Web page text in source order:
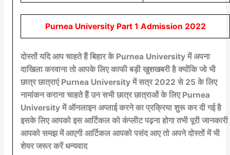
Purnea University Part 1 Admission 2022
दोस्तों यदि आप चाहते हैं बिहार के Purnea University में अपना
दाखिला करवाना तो आपके लिए काफी बड़ी खुशखबरी है क्योंकि जो भी
छात्र छात्राएं Purnea University में सत्र 2022 से 25 के लिए
नामांकन कराना चाहते हैं उन सभी छात्र छात्राओं के लिए Purnea
University में ऑनलाइन अप्लाई करने का प्रक्रिया शुरू कर दी गई है
इसके लिए आपको इस आर्टिकल को कंप्लीट पढ़ना होगा तभी पूरी जानकारी
आपको समझ में आएगी आर्टिकल आपको पसंद आए तो अपने दोस्तों में भी
शेयर जरूर करें धन्यवाद